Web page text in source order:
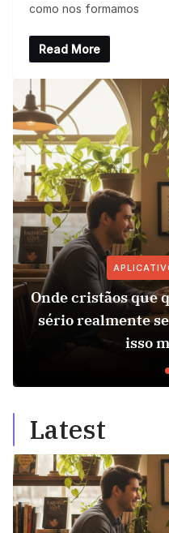
como nos formamos
Read More
Onde cristãos que
sério realmente
isso
Latest